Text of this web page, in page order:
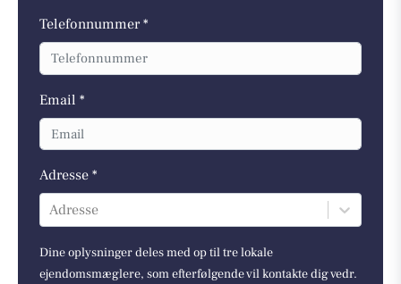
Telefonnummer *
Email *
Adresse *
Adresse
Dine oplysninger deles med op til tre lokale
ejendomsmæglere, som efterfølgende vil kontakte dig vedr.